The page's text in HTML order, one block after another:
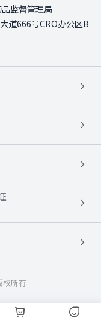
监督管理局
道666号CRO办公区B
权所有